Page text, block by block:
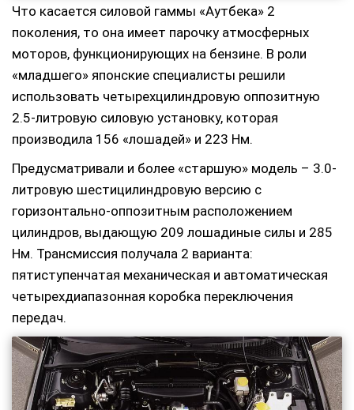
Что касается силовой гаммы «Аутбека» 2
поколения, то она имеет парочку атмосферных
моторов, функционирующих на бензине. В роли
«младшего» японские специалисты решили
использовать четырехцилиндровую оппозитную
2.5-литровую силовую установку, которая
производила 156 «лошадей» и 223 Нм.
Предусматривали и более «старшую» модель – 3.0-
литровую шестицилиндровую версию с
горизонтально-оппозитным расположением
цилиндров, выдающую 209 лошадиные силы и 285
Нм. Трансмиссия получала 2 варианта:
пятиступенчатая механическая и автоматическая
четырехдиапазонная коробка переключения
передач.